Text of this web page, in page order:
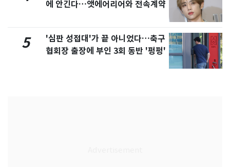
에 안긴다…앳에어리어와 전속계약
5
'심판 성접대'가 끝 아니었다…축구
협회장 출장에 부인 3회 동반 '펑펑'